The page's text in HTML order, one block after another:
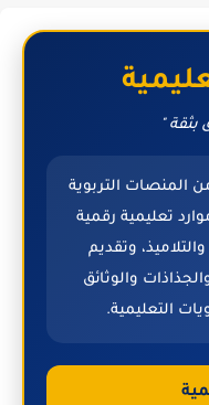
بثقة "
المنصات التربوية
تعليمية رقمية
وتقديم
والوثائق
التعليمية.